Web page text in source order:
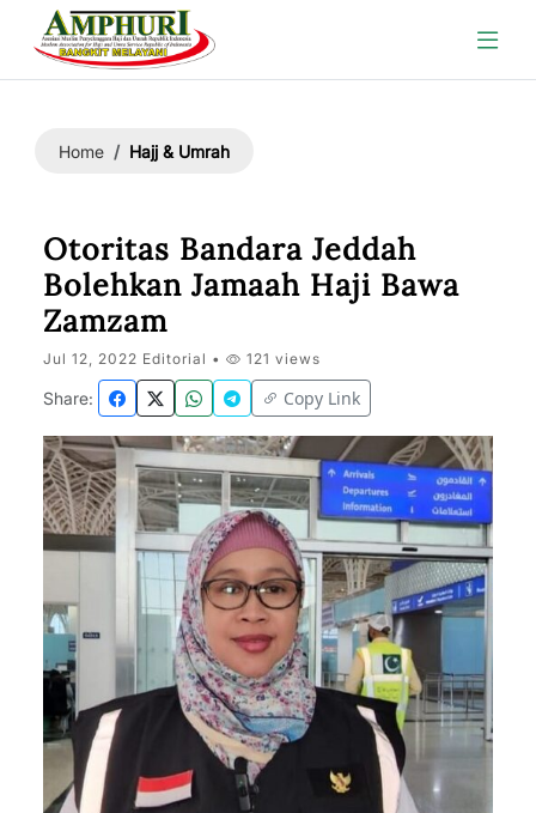
Home Hajj & Umrah
Otoritas Bandara Jeddah
Bolehkan Jamaah Haji Bawa
Zamzam
Jul 12, 2022 Editorial • 121 views
Share: Copy Link